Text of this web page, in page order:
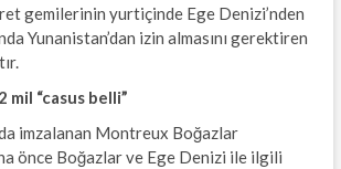
gemilerinin yurtiçinde Ege Denizi’nden
Yunanistan’dan izin almasını gerektiren
mil “casus belli”
imzalanan Montreux Boğazlar
önce Boğazlar ve Ege Denizi ile ilgili